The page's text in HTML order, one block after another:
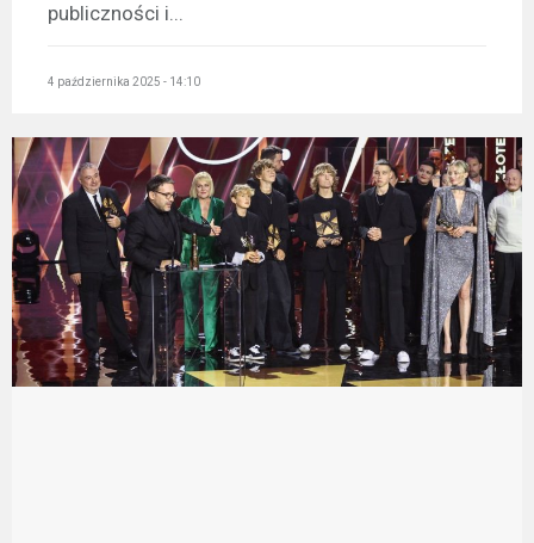
publiczności i...
4 października 2025 - 14:10